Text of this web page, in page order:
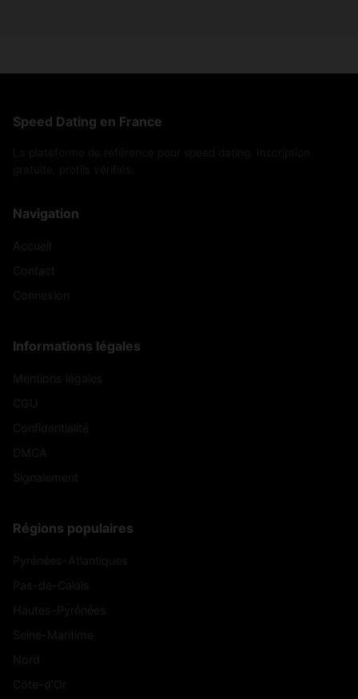
Speed Dating en France
Navigation
Informations légales
Régions populaires